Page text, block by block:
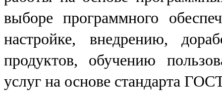
выборе программного
настройке, внедрению,
продуктов, обучению
услуг на основе стандарта